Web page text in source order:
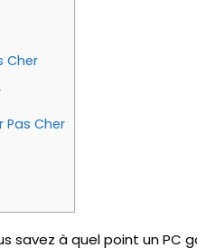
Cher
Pas Cher
savez à quel point un